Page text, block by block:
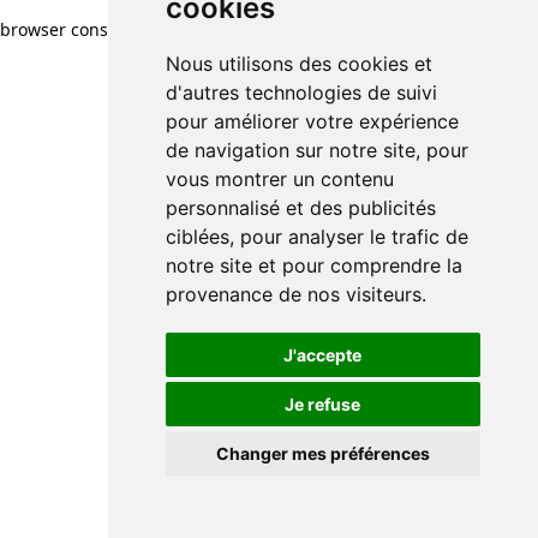
cookies
Nous utilisons des cookies et
d'autres technologies de suivi
pour améliorer votre expérience
de navigation sur notre site, pour
vous montrer un contenu
personnalisé et des publicités
ciblées, pour analyser le trafic de
notre site et pour comprendre la
provenance de nos visiteurs.
J'accepte
Je refuse
Changer mes préférences
browser console for more information)